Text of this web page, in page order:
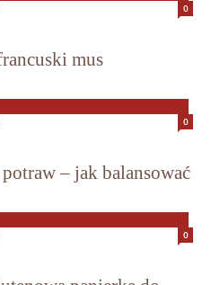
0
mus
0
– jak balansować
0